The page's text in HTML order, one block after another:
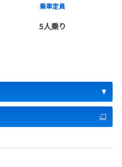
乗車定員
5人乗り